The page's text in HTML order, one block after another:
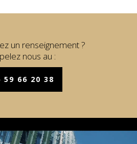
un renseignement ?
nous au :
59 66 20 38